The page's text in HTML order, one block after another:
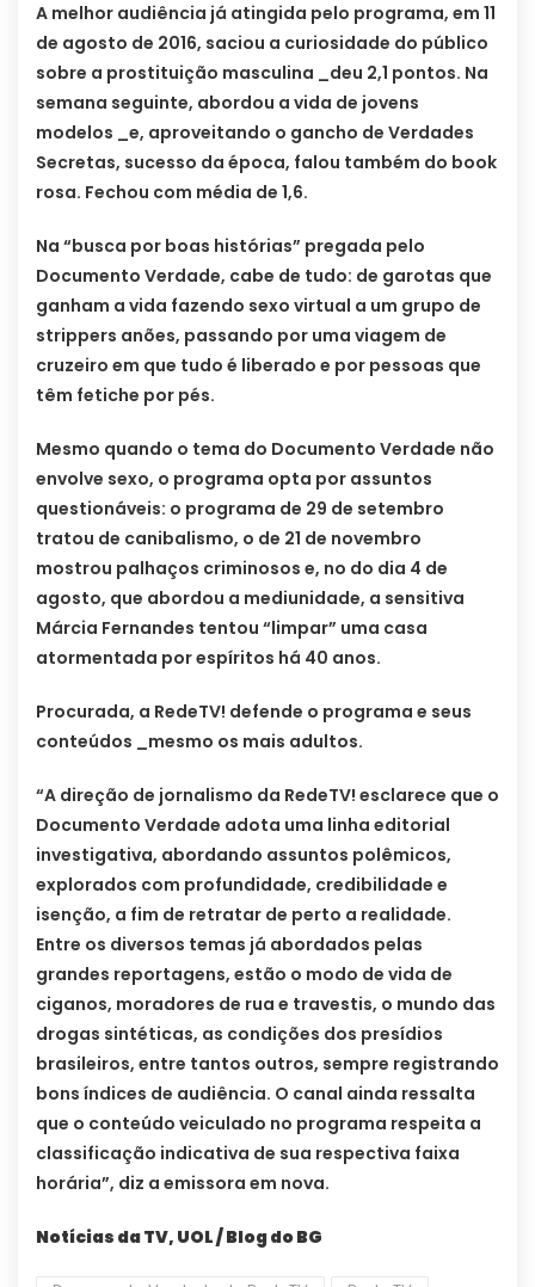
A melhor audiência já atingida pelo programa, em 11
de agosto de 2016, saciou a curiosidade do público
sobre a prostituição masculina _deu 2,1 pontos. Na
semana seguinte, abordou a vida de jovens
modelos _e, aproveitando o gancho de Verdades
Secretas, sucesso da época, falou também do book
rosa. Fechou com média de 1,6.
Na “busca por boas histórias” pregada pelo
Documento Verdade, cabe de tudo: de garotas que
ganham a vida fazendo sexo virtual a um grupo de
strippers anões, passando por uma viagem de
cruzeiro em que tudo é liberado e por pessoas que
têm fetiche por pés.
Mesmo quando o tema do Documento Verdade não
envolve sexo, o programa opta por assuntos
questionáveis: o programa de 29 de setembro
tratou de canibalismo, o de 21 de novembro
mostrou palhaços criminosos e, no do dia 4 de
agosto, que abordou a mediunidade, a sensitiva
Márcia Fernandes tentou “limpar” uma casa
atormentada por espíritos há 40 anos.
Procurada, a RedeTV! defende o programa e seus
conteúdos _mesmo os mais adultos.
“A direção de jornalismo da RedeTV! esclarece que o
Documento Verdade adota uma linha editorial
investigativa, abordando assuntos polêmicos,
explorados com profundidade, credibilidade e
isenção, a fim de retratar de perto a realidade.
Entre os diversos temas já abordados pelas
grandes reportagens, estão o modo de vida de
ciganos, moradores de rua e travestis, o mundo das
drogas sintéticas, as condições dos presídios
brasileiros, entre tantos outros, sempre registrando
bons índices de audiência. O canal ainda ressalta
que o conteúdo veiculado no programa respeita a
classificação indicativa de sua respectiva faixa
horária”, diz a emissora em nova.
Notícias da TV, UOL / Blog do BG